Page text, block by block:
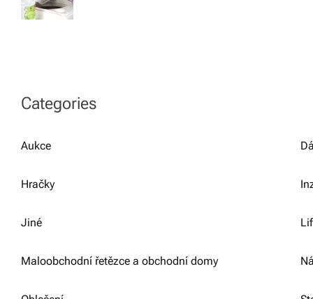
Categories
Aukce
Hračky
Jiné
Maloobchodní řetězce a obchodní domy